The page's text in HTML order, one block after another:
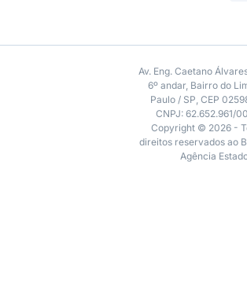
Av. Eng. Caetano
6º andar, Bairro do
Paulo / SP, CEP
CNPJ: 62.652.961/
Copyright © 2026 -
direitos reservados ao
Agência